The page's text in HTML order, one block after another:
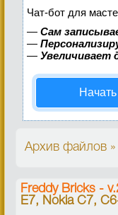
Чат-бот для
— Сам
—
— Увеличивает
Архив файлов »
Freddy Bricks -
E7, Nokia C7,